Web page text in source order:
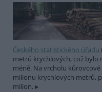
Českého statistického úřadu
metrů krychlových, což bylo
méně. Na vrcholu
milionu krychlových metrů,
milion.